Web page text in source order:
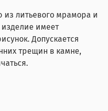
из литьевого мрамора и
изделие имеет
Допускается
трещин в камне,